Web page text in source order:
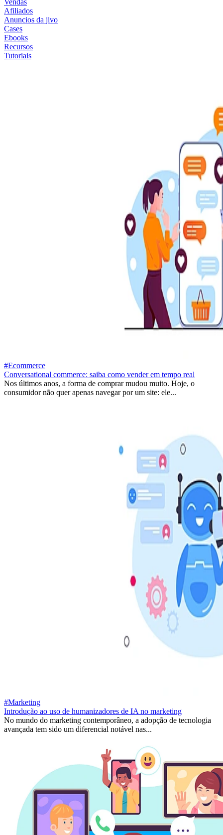
Vendas
Afiliados
Anuncios da jivo
Cases
Ebooks
Recursos
Tutoriais
#Ecommerce
Conversational commerce: saiba como vender em tempo real
Nos últimos anos, a forma de comprar mudou muito. Hoje, o
consumidor não quer apenas navegar por um site: ele...
#Marketing
Introdução ao uso de humanizadores de IA no marketing
No mundo do marketing contemporâneo, a adopção de tecnologia
avançada tem sido um diferencial notável nas...